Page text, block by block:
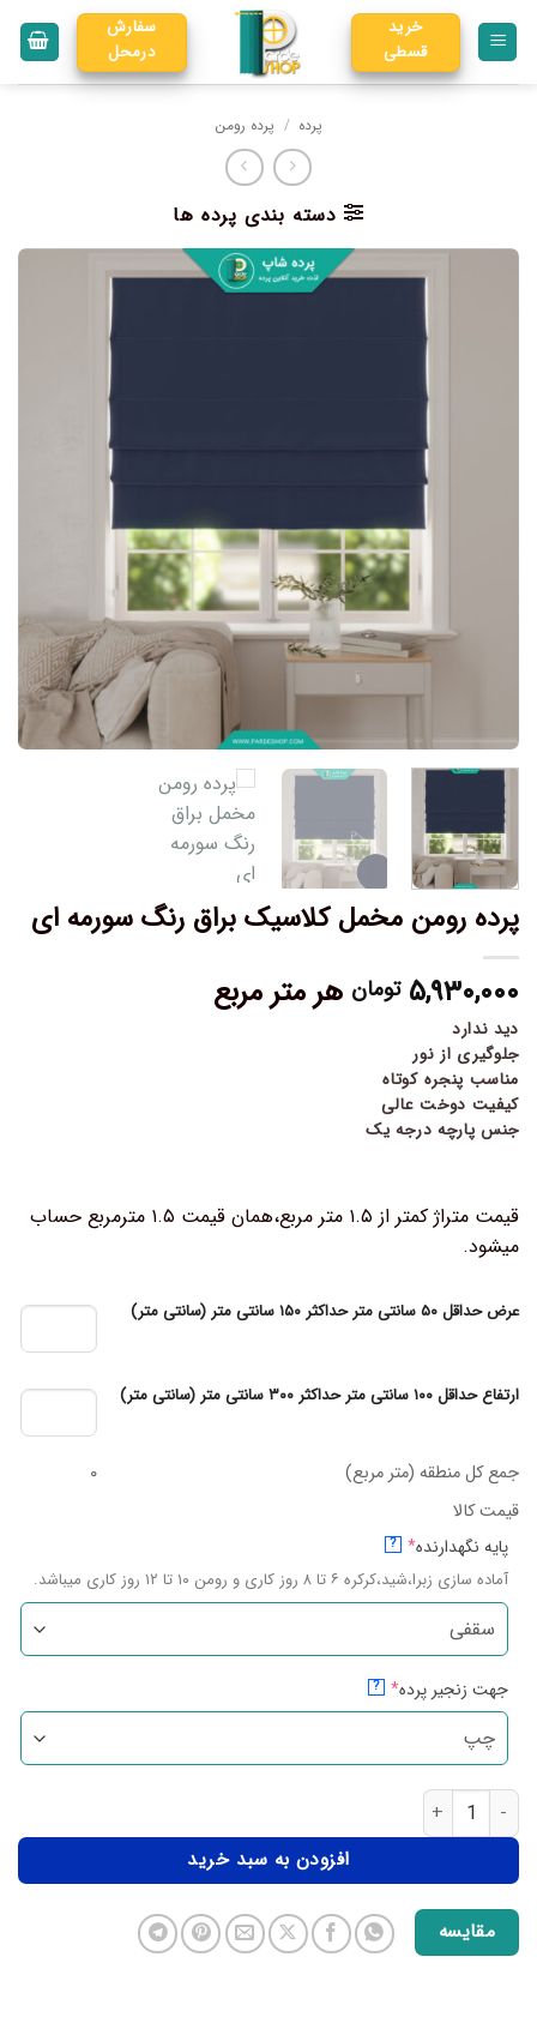
خرید
قسطی
سفارش
درمحل
پرده / پرده رومن
دسته بندی پرده ها
پرده رومن مخمل کلاسیک براق رنگ سورمه ای
۵,۹۳۰,۰۰۰ تومان هر متر مربع
دید ندارد
جلوگیری از نور
مناسب پنجره کوتاه
کیفیت دوخت عالی
جنس پارچه درجه یک
قیمت متراژ کمتر از ۱.۵ متر مربع،همان قیمت ۱.۵ مترمربع حساب
میشود.
عرض حداقل ۵۰ سانتی متر حداکثر ۱۵۰ سانتی متر (سانتی متر)
ارتفاع حداقل ۱۰۰ سانتی متر حداکثر ۳۰۰ سانتی متر (سانتی متر)
جمع کل منطقه (متر مربع)
۰
قیمت کالا
پایه نگهدارنده*
?
آماده سازی زبرا،شید،کرکره ۶ تا ۸ روز کاری و رومن ۱۰ تا ۱۲ روز کاری میباشد.
جهت زنجیر پرده*
?
افزودن به سبد خرید
مقایسه